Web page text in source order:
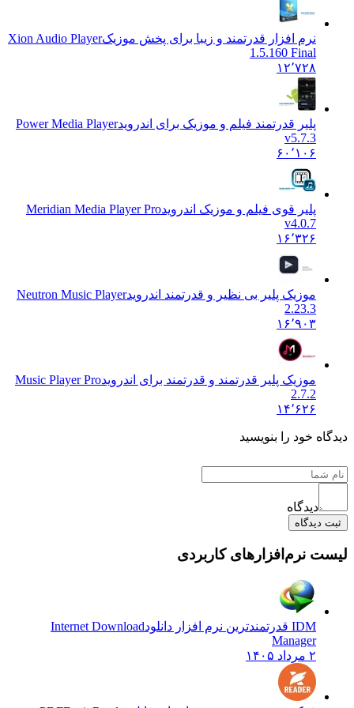
نرم افزار قدرتمند و زیبا برای پخش موزیکXion Audio Player
1.5.160 Final
۱۲٬۷۲۸
پلیر قدرتمند فیلم و موزیک برای اندرویدPower Media Player
v5.7.3
۶۰٬۱۰۶
پلیر قوی فیلم و موزیک اندرویدMeridian Media Player Pro
v4.0.7
۱۶٬۳۲۶
موزیک پلیر بی نظیر و قدرتمند اندرویدNeutron Music Player
2.23.3
۱۶٬۹۰۳
موزیک پلیر قدرتمند و قدرتمند برای اندرویدMusic Player Pro
۱۴٬۶۲۶
خود را بنویسید
دیدگاه
نرم‌افزارهای کاربردی
Internet Download
Manager